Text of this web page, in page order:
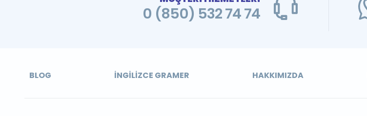
0 (850) 532 74 74
BLOG İNGILIZCE GRAMER HAKKIMIZDA